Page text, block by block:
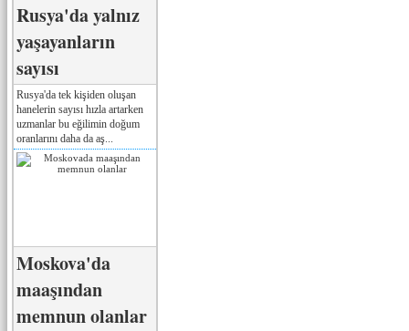
Rusya'da yalnız
yaşayanların
sayısı
Rusya'da tek kişiden oluşan
hanelerin sayısı hızla artarken
uzmanlar bu eğilimin doğum
oranlarını daha da aş...
Moskova'da
maaşından
memnun olanlar